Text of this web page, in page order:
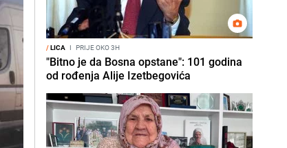
/LICA I PRIJE OKO 3H
"Bitno je da Bosna opstane": 101 godina
od rođenja Alije Izetbegovića